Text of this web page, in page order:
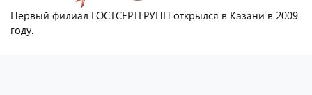
Первый филиал ГОСТСЕРТГРУПП открылся в Казани в 2009
году.